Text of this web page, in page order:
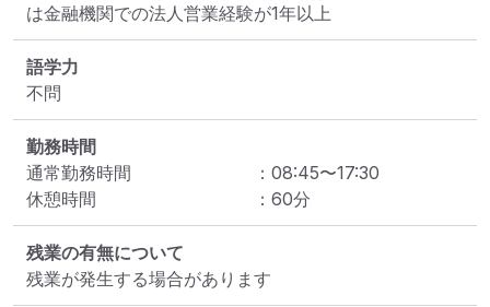
語学力
不問
勤務時間
通常勤務時間
： 08:45〜17:30
休憩時間
： 60分
残業の有無について
残業が発生する場合があります